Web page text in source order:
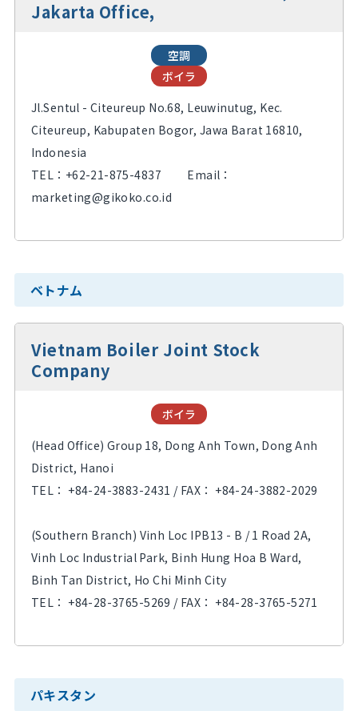
Jakarta Office,
空調
ボイラ
Jl.Sentul - Citeureup No.68, Leuwinutug, Kec.
Citeureup, Kabupaten Bogor, Jawa Barat 16810,
Indonesia
TEL： +62-21-875-4837 Email：
marketing@gikoko.co.id
ベトナム
Vietnam Boiler Joint Stock
Company
ボイラ
(Head Office) Group 18, Dong Anh Town, Dong Anh
District, Hanoi
TEL： +84-24-3883-2431 / FAX： +84-24-3882-2029
(Southern Branch) Vinh Loc IPB13 - B / 1 Road 2A,
Vinh Loc Industrial Park, Binh Hung Hoa B Ward,
Binh Tan District, Ho Chi Minh City
TEL： +84-28-3765-5269 / FAX： +84-28-3765-5271
パキスタン